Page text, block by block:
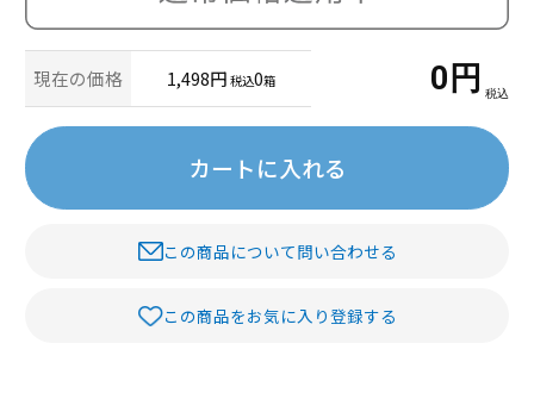
現在の価格 1,498円 税込0箱 0 円 税込
カートに入れる
この商品について問い合わせる
この商品をお気に入り登録する